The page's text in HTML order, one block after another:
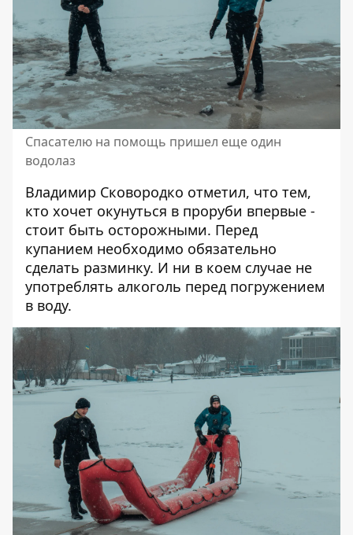
Спасателю на помощь пришел еще один
водолаз
Владимир Сковородко отметил, что тем,
кто хочет окунуться в проруби впервые -
стоит быть осторожными. Перед
купанием необходимо обязательно
сделать разминку. И ни в коем случае не
употреблять алкоголь перед погружением
в воду.